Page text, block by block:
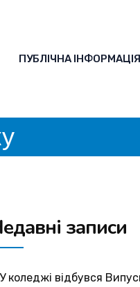
ПУБЛІЧНА ІНФОРМАЦІЯ
записи
У коледжі відбувся